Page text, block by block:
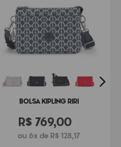
BOLSA KIPLING RIRI
R$ 769,00
ou 6x de R$ 128,17